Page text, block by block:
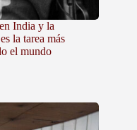
India y la
la tarea más
el mundo